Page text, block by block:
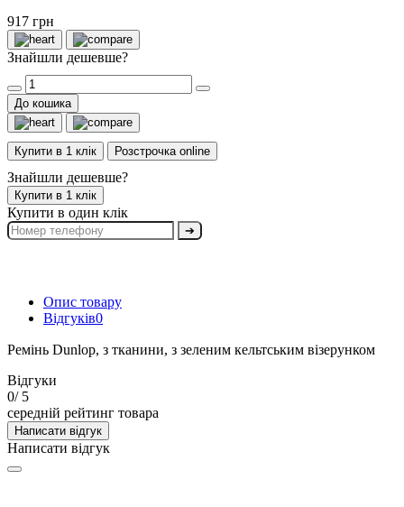
917 грн
Знайшли дешевше?
До кошика
Купити в 1 клік Розстрочка online
Знайшли дешевше?
Купити в 1 клік
Купити в один клік
➔
Опис товару
Відгуків0
Ремінь Dunlop, з тканини, з зеленим кельтським візерунком
Відгуки
0/ 5
середній рейтинг товара
Написати відгук
Написати відгук